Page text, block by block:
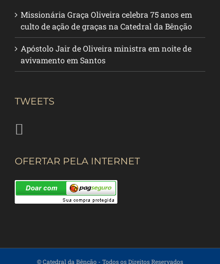
Missionária Graça Oliveira celebra 75 anos em
culto de ação de graças na Catedral da Bênção
Apóstolo Jair de Oliveira ministra em noite de
avivamento em Santos
TWEETS
OFERTAR PELA INTERNET
© Catedral da Bênção - Todos os Direitos Reservados